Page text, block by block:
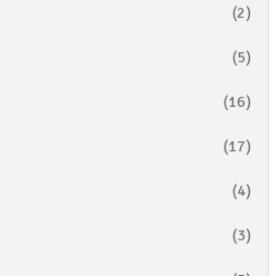
(2)
(5)
(16)
(17)
(4)
(3)